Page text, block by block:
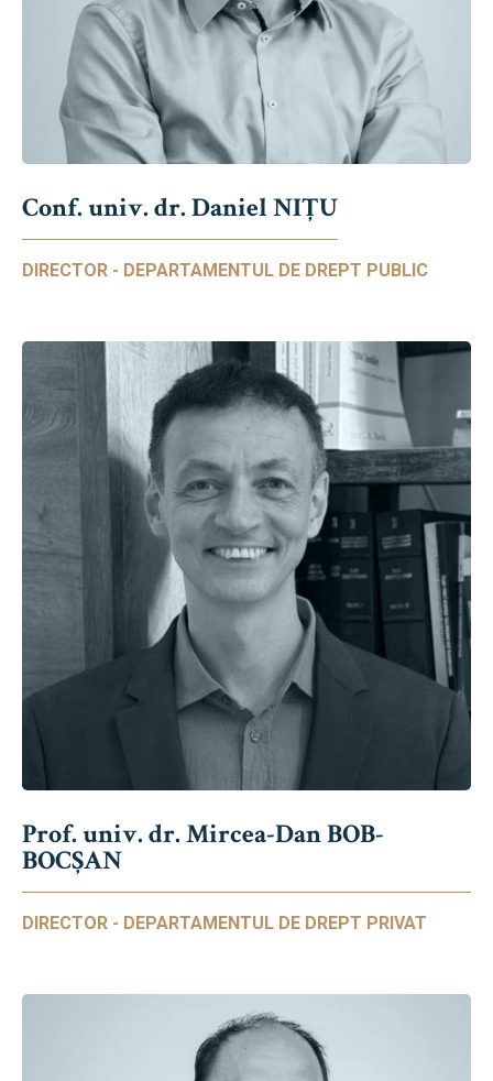
Conf. univ. dr. Daniel NIŢU
DIRECTOR - DEPARTAMENTUL DE DREPT PUBLIC
Prof. univ. dr. Mircea-Dan BOB-
BOCȘAN
DIRECTOR - DEPARTAMENTUL DE DREPT PRIVAT